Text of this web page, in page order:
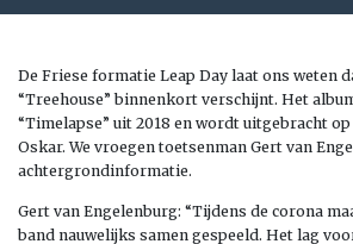
De Friese formatie Leap Day laat ons weten
“Treehouse” binnenkort verschijnt. Het
“Timelapse” uit 2018 en wordt uitgebracht
Oskar. We vroegen toetsenman Gert van
achtergrondinformatie.
Gert van Engelenburg: “Tijdens de corona
band nauwelijks samen gespeeld. Het lag